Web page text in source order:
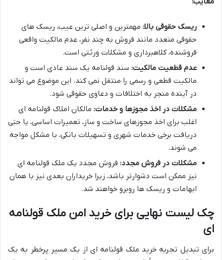
ریسک حقوقی بالا: مهمترین و اصلی ترین عیب، ریسک های
حقوقی متعدد مانند فروش به چند نفر، عدم مالکیت واقعی
فروشنده، کلاهبرداری و مشکلات ورثتی است.
عدم قطعیت مالکیت: سند قولنامه یک سند عادی است و
مالکیت قطعی و رسمی را منتقل نمی کند. این موضوع می تواند
در آینده منجر به اختلافات و دعاوی حقوقی شود.
مشکلات در اخذ مجوزها و خدمات: مالکان املاک قولنامه ای
اغلب برای اخذ مجوزهای ساخت و ساز، تعمیرات اساسی، یا حتی
دریافت برخی خدمات شهری و تسهیلات بانکی، با مشکل مواجه
می شوند.
مشکلات در فروش مجدد: فروش مجدد یک ملک قولنامه ای
نیز ممکن است دشوارتر باشد، زیرا خریداران بعدی نیز با همان
ابهامات و ریسک ها روبرو خواهند شد.
چک لیست نهایی برای خرید امن ملک قولنامه
ای
برای تبدیل تجربه خرید ملک قولنامه ای از یک مسیر پرخطر به یک